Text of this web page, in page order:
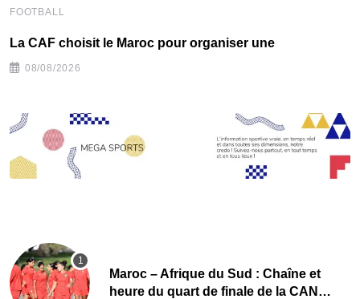
FOOTBALL
La CAF choisit le Maroc pour organiser une
08/08/2026
Maroc – Afrique du Sud : Chaîne et
heure du quart de finale de la CAN